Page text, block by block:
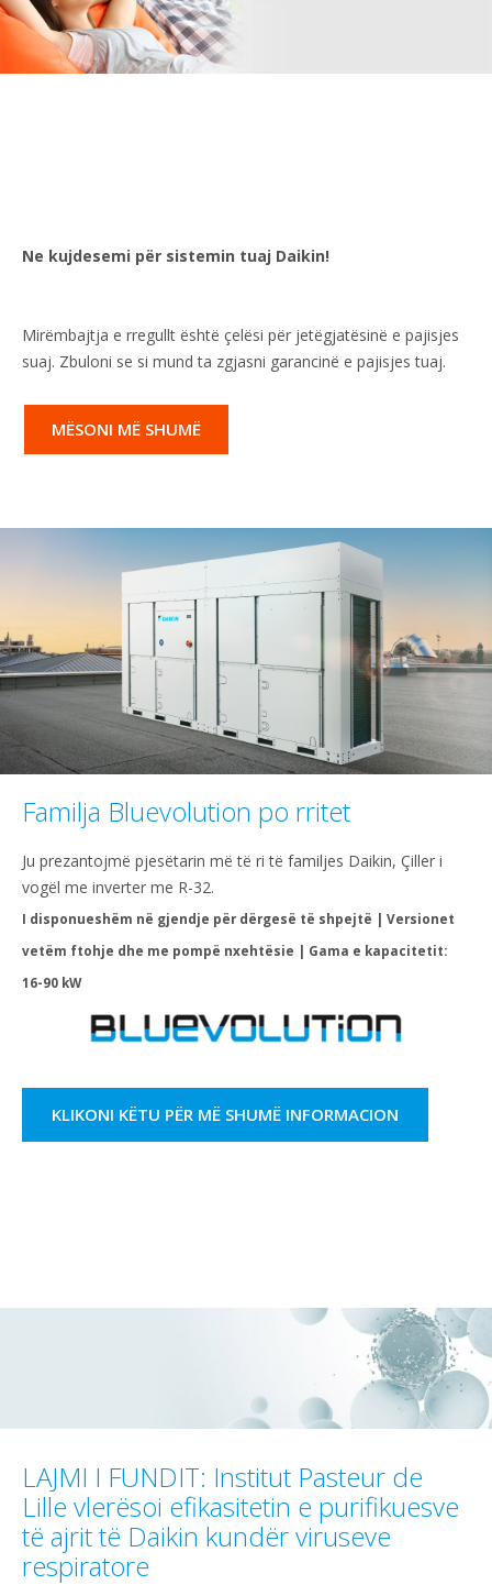
Ne kujdesemi për sistemin tuaj Daikin!
Mirëmbajtja e rregullt është çelësi për jetëgjatësinë e pajisjes
suaj. Zbuloni se si mund ta zgjasni garancinë e pajisjes tuaj.
MËSONI MË SHUMË
Familja Bluevolution po rritet
Ju prezantojmë pjesëtarin më të ri të familjes Daikin, Çiller i
vogël me inverter me R-32.
I disponueshëm në gjendje për dërgesë të shpejtë | Versionet
vetëm ftohje dhe me pompë nxehtësie | Gama e kapacitetit:
16-90 kW
KLIKONI KËTU PËR MË SHUMË INFORMACION
LAJMI I FUNDIT: Institut Pasteur de
Lille vlerësoi efikasitetin e purifikuesve
të ajrit të Daikin kundër viruseve
respiratore